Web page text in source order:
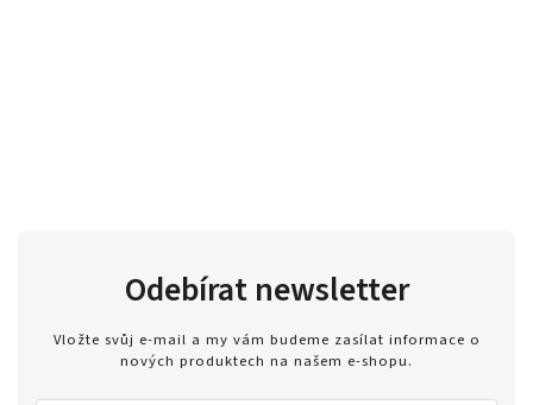
Odebírat newsletter
Vložte svůj e-mail a my vám budeme zasílat informace o
nových produktech na našem e-shopu.